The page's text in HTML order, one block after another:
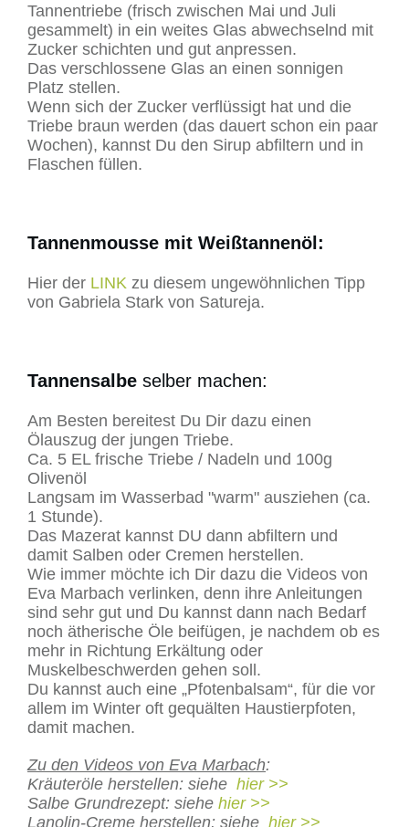
Fichte
Tannentriebe (frisch zwischen Mai und Juli
gesammelt) in ein weites Glas abwechselnd mit
Zucker schichten und gut anpressen.
Das verschlossene Glas an einen sonnigen
Platz stellen.
Wenn sich der Zucker verflüssigt hat und die
Triebe braun werden (das dauert schon ein paar
Wochen), kannst Du den Sirup abfiltern und in
Flaschen füllen.
Tannenmousse mit Weißtannenöl:
Hier der LINK zu diesem ungewöhnlichen Tipp
von Gabriela Stark von Satureja.
Tannensalbe selber machen:
Am Besten bereitest Du Dir dazu einen
Ölauszug der jungen Triebe.
Ca. 5 EL frische Triebe / Nadeln und 100g
Olivenöl
Langsam im Wasserbad "warm" ausziehen (ca.
1 Stunde).
Das Mazerat kannst DU dann abfiltern und
damit Salben oder Cremen herstellen.
Wie immer möchte ich Dir dazu die Videos von
Eva Marbach verlinken, denn ihre Anleitungen
sind sehr gut und Du kannst dann nach Bedarf
noch ätherische Öle beifügen, je nachdem ob es
mehr in Richtung Erkältung oder
Muskelbeschwerden gehen soll.
Du kannst auch eine „Pfotenbalsam“, für die vor
allem im Winter oft gequälten Haustierpfoten,
damit machen.
Zu den Videos von Eva Marbach:
Kräuteröle herstellen: siehe hier >>
Salbe Grundrezept: siehe hier >>
Lanolin-Creme herstellen: siehe hier >>